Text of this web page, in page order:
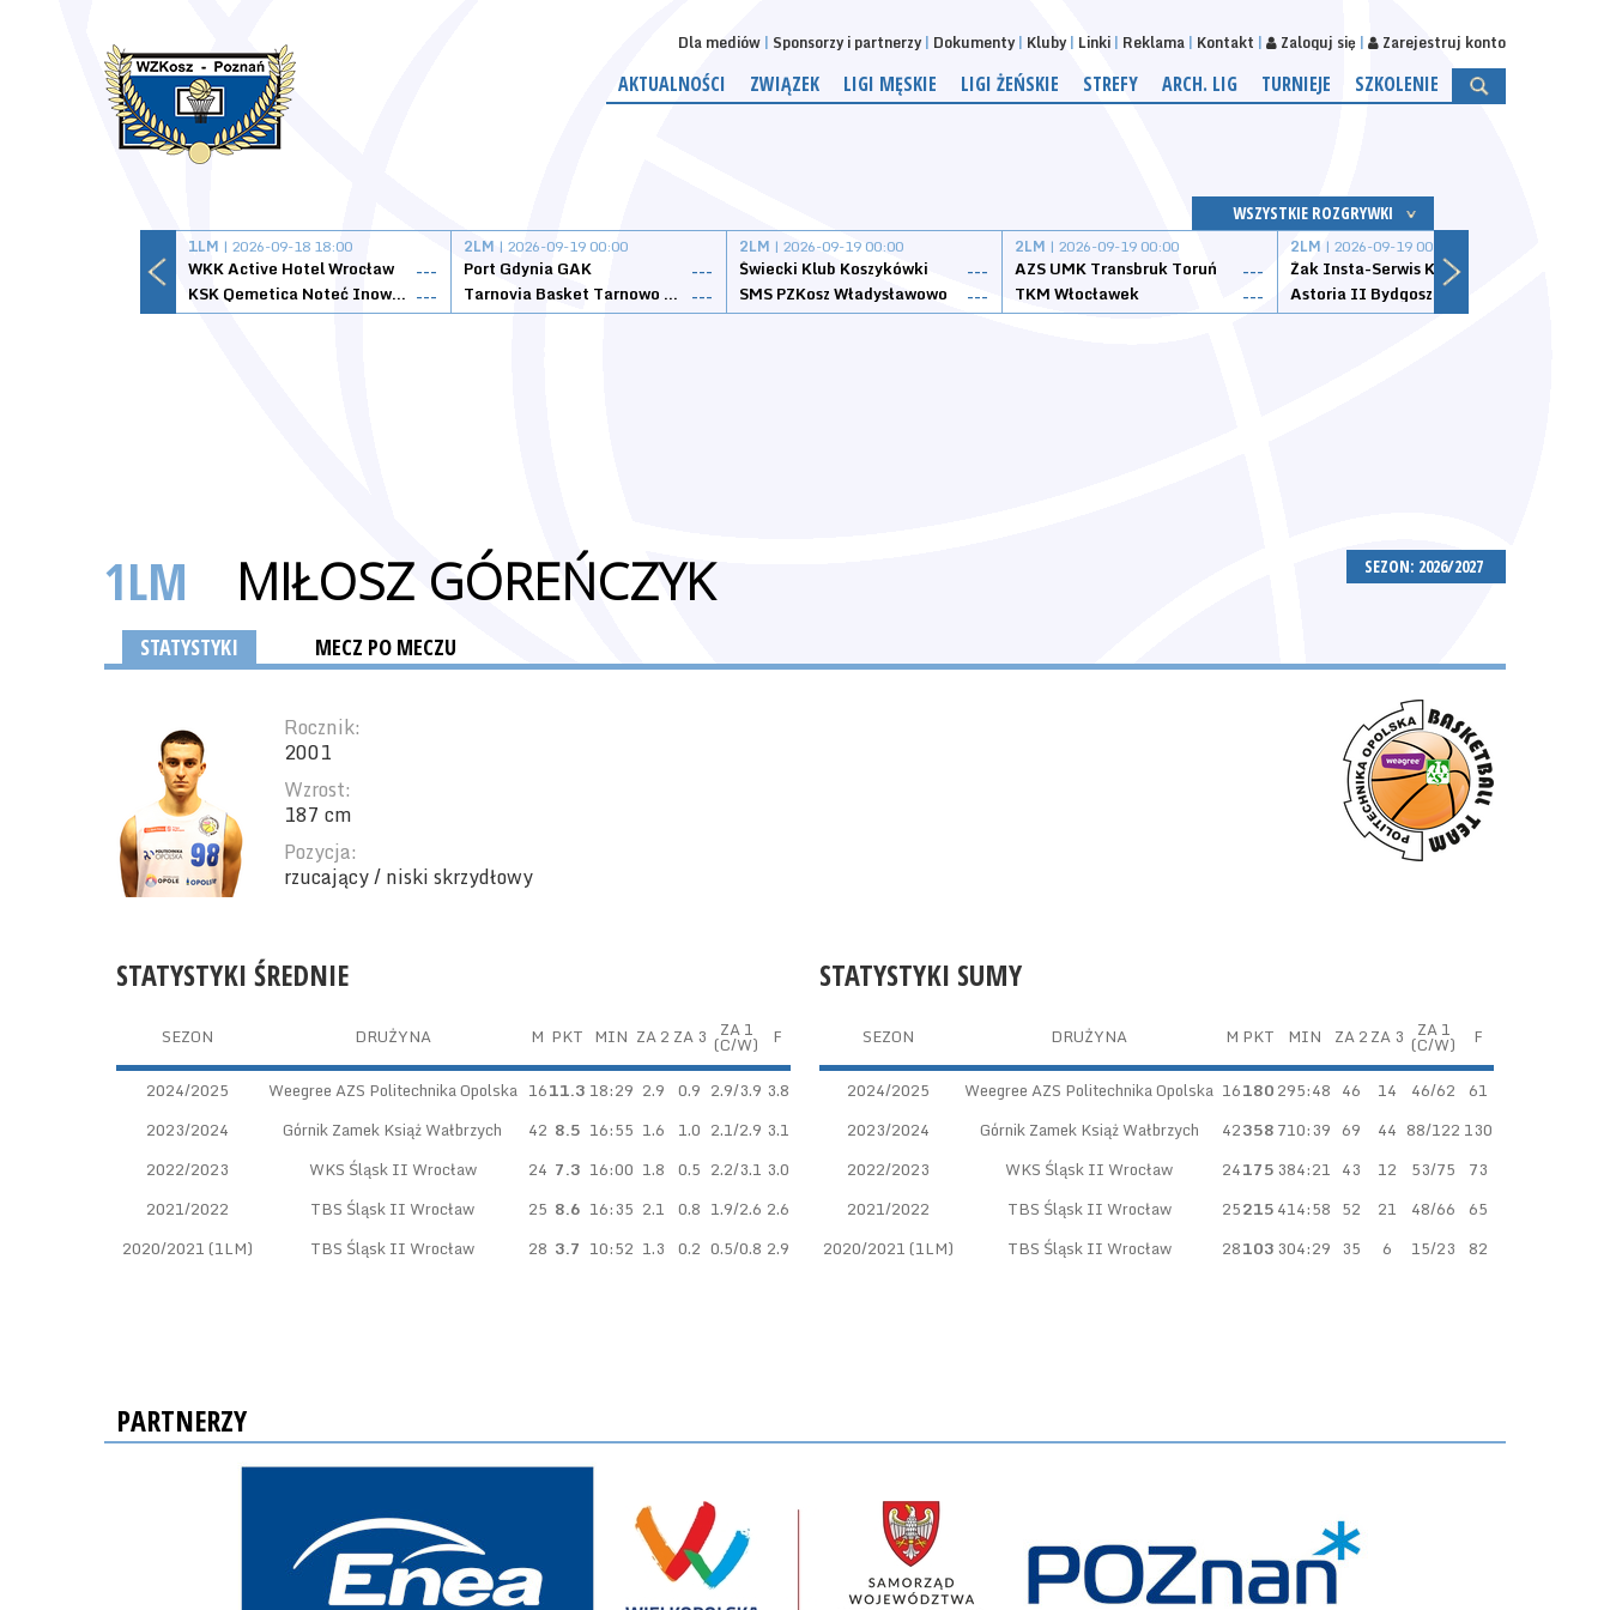
Dla mediów Sponsorzy i partnerzy Dokumenty Kluby Linki Reklama Kontakt Zaloguj się Zarejestruj konto
AKTUALNOŚCI ZWIĄZEK LIGI MĘSKIE LIGI ŻEŃSKIE STREFY ARCH. LIG TURNIEJE SZKOLENIE
WSZYSTKIE ROZGRYWKI
1LM | 2026-09-18 18:00
WKK Active Hotel Wrocław
---
KSK Qemetica Noteć Inowrocław ---
2LM | 2026-09-19 00:00
Port Gdynia GAK
---
Tarnovia Basket Tarnowo Podgórne ---
2LM | 2026-09-19 00:00
Świecki Klub Koszykówki
---
SMS PZKosz Władysławowo
---
2LM | 2026-09-19 00:00
AZS UMK Transbruk Toruń
---
TKM Włocławek
---
2LM | 2026-09-19 00:00
Żak Insta-Serwis Koszalin
Astoria II Bydgoszcz
SEZON: 2026/2027
1LM MIŁOSZ GÓREŃCZYK
STATYSTYKI MECZ PO MECZU
Rocznik:
2001
Wzrost:
187 cm
Pozycja:
rzucający / niski skrzydłowy
STATYSTYKI SUMY
SEZON DRUŻYNA M PKT MIN ZA 2ZA 3 ZA 1
(C/W) F
2024/2025 Weegree AZS Politechnika Opolska 16180295:48 46 14 46/62 61
2023/2024
Górnik Zamek Książ Wałbrzych 42358710:39 69 44 88/122 130
2022/2023
WKS Śląsk II Wrocław 24175384:21 43 12 53/75 73
2021/2022
TBS Śląsk II Wrocław 25215414:58 52 21 48/66 65
2020/2021 (1LM)
TBS Śląsk II Wrocław 28103304:29 35 6 15/23 82
STATYSTYKI ŚREDNIE
SEZON DRUŻYNA M PKT MIN ZA 2 ZA 3 ZA 1
(C/W) F
2024/2025 Weegree AZS Politechnika Opolska 1611.3 18:29 2.9 0.9 2.9/3.9 3.8
2023/2024
Górnik Zamek Książ Wałbrzych 42 8.5 16:55 1.6 1.0 2.1/2.9 3.1
2022/2023
WKS Śląsk II Wrocław 24 7.3 16:00 1.8 0.5 2.2/3.1 3.0
2021/2022
TBS Śląsk II Wrocław 25 8.6 16:35 2.1 0.8 1.9/2.6 2.6
2020/2021 (1LM)
TBS Śląsk II Wrocław 28 3.7 10:52 1.3 0.2 0.5/0.8 2.9
PARTNERZY